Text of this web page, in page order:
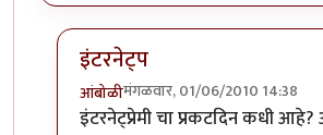
इंटरनेट्प
आंबोळीमंगळवार, 01/06/2010 14:38
In reply toअप्रतिम -- इby
इंटरनेट्प्रेमी चा प्रकटदिन कधी